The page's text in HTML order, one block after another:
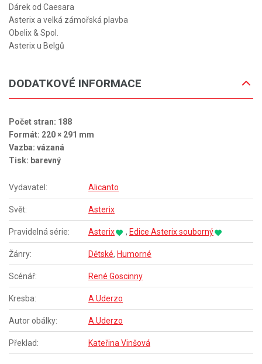
Dárek od Caesara
Asterix a velká zámořská plavba
Obelix & Spol.
Asterix u Belgů
DODATKOVÉ INFORMACE
Počet stran: 188
Formát: 220 × 291 mm
Vazba: vázaná
Tisk: barevný
Vydavatel: Alicanto
Svět: Asterix
Pravidelná série: Asterix , Edice Asterix souborný
Žánry: Dětské, Humorné
Scénář: René Goscinny
Kresba: A.Uderzo
Autor obálky: A.Uderzo
Překlad: Kateřina Vinšová